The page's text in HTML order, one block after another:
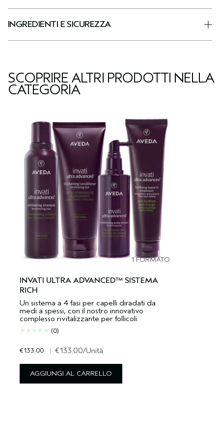
INGREDIENTI E SICUREZZA
SCOPRIRE ALTRI PRODOTTI NELLA
CATEGORIA
1 FORMATO
INVATI ULTRA ADVANCED™ SISTEMA
RICH
Un sistema a 4 fasi per capelli diradati da
medi a spessi, con il nostro innovativo
complesso rivitalizzante per follicoli.
(0)
€133.00 | €133.00/Unità
AGGIUNGI AL CARRELLO